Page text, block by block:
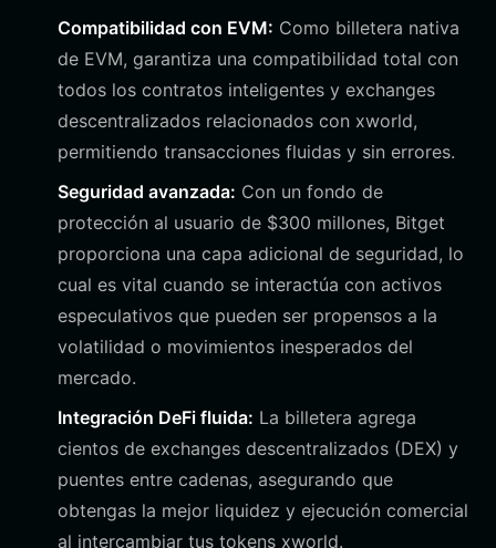
Compatibilidad con EVM: Como billetera nativa
de EVM, garantiza una compatibilidad total con
todos los contratos inteligentes y exchanges
descentralizados relacionados con xworld,
permitiendo transacciones fluidas y sin errores.
Seguridad avanzada: Con un fondo de
protección al usuario de $300 millones, Bitget
proporciona una capa adicional de seguridad, lo
cual es vital cuando se interactúa con activos
especulativos que pueden ser propensos a la
volatilidad o movimientos inesperados del
mercado.
Integración DeFi fluida: La billetera agrega
cientos de exchanges descentralizados (DEX) y
puentes entre cadenas, asegurando que
obtengas la mejor liquidez y ejecución comercial
al intercambiar tus tokens xworld.